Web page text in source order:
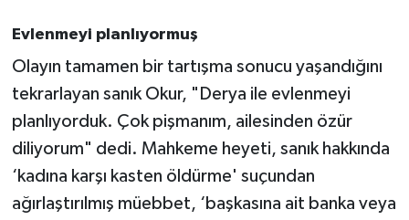
Evlenmeyi planlıyormuş
Olayın tamamen bir tartışma sonucu yaşandığını
tekrarlayan sanık Okur, "Derya ile evlenmeyi
planlıyorduk. Çok pişmanım, ailesinden özür
diliyorum" dedi. Mahkeme heyeti, sanık hakkında
‘kadına karşı kasten öldürme' suçundan
ağırlaştırılmış müebbet, ‘başkasına ait banka veya